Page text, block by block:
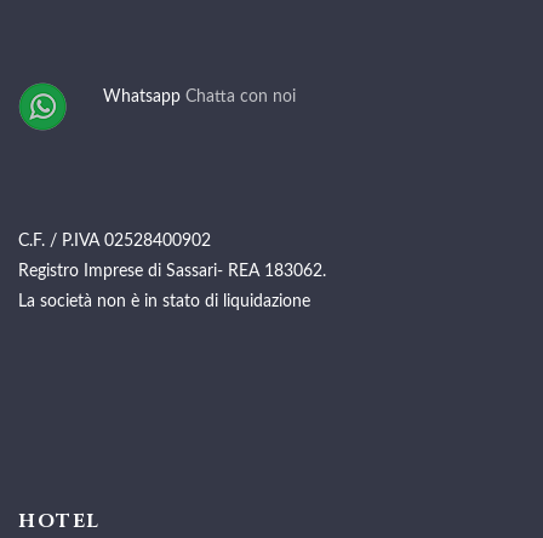
Whatsapp Chatta con noi
C.F. / P.IVA 02528400902
Registro Imprese di Sassari- REA 183062.
La società non è in stato di liquidazione
HOTEL